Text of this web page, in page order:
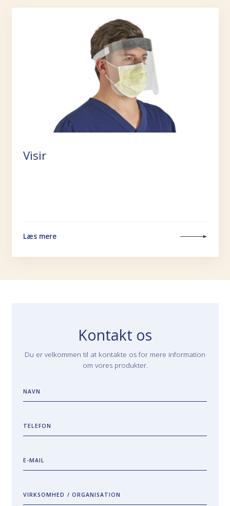
Visir
Læs mere
Kontakt os
Du er velkommen til at kontakte os for mere information
om vores produkter.
NAVN
TELEFON
E-MAIL
VIRKSOMHED / ORGANISATION